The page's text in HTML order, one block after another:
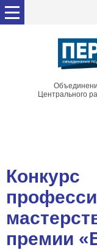
Центрального
Конкурс
премии